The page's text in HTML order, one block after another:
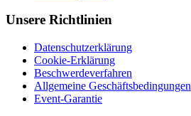
Unsere Richtlinien
Datenschutzerklärung
Cookie-Erklärung
Beschwerdeverfahren
Allgemeine Geschäftsbedingungen
Event-Garantie